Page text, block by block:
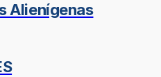
Alienígenas